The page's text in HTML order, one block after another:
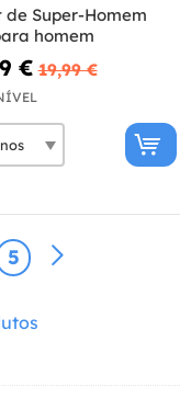
de Super-Homem
homem
€ 19,99 €
5